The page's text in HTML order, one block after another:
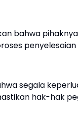
bahwa
penyelesaian
segala
hak-hak